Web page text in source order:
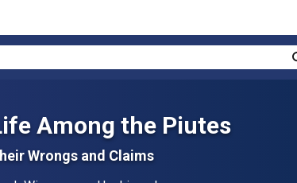
Among the Piutes
Wrongs and Claims